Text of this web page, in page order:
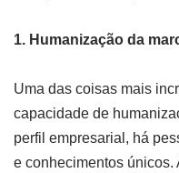
1. Humanização da
Uma das coisas mais
capacidade de
perfil empresarial, há
e conhecimentos únicos.